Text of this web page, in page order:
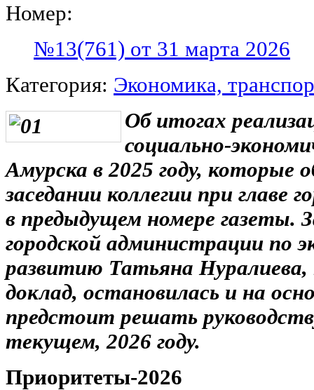
Номер:
№13(761) от 31 марта 2026
Категория: Экономика,
Об итогах
социально-
Амурска в 2025 году, которые
заседании коллегии при главе
в предыдущем номере газеты.
городской администрации по
развитию Татьяна
доклад, остановилась и на
предстоит решать
текущем, 2026 году.
Приоритеты-2026